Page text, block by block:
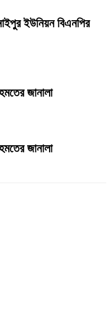
ইউনিয়ন বিএনপির
জানালা
জানালা